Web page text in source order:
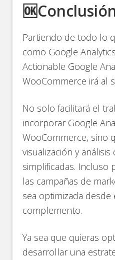
Partiendo de todo lo
como Google
Actionable Google
WooCommerce irá al
No solo facilitará el
incorporar Google
WooCommerce, sino
visualización y
simplificadas.
las campañas de
sea optimizada
complemento.
Ya sea que quieras
desarrollar una